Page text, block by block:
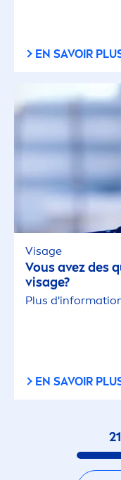
EN SAVOIR
Visage
Vous avez des
visage?
Plus
EN SAVOIR
21